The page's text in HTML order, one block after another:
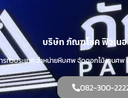
บริษัท ภัณฑโชค ฟิวเน
วประเทศ จำหน่ายหีบศพ จัดดอกไม้งานศพ
082-300-